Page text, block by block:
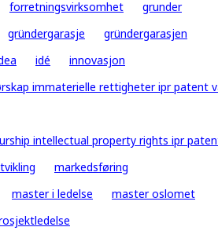
forretningsvirksomhet
grunder
gründergarasje
gründergarasjen
idé
innovasjon
immaterielle rettigheter ipr patent
intellectual property rights ipr
markedsføring
master i ledelse
master oslomet